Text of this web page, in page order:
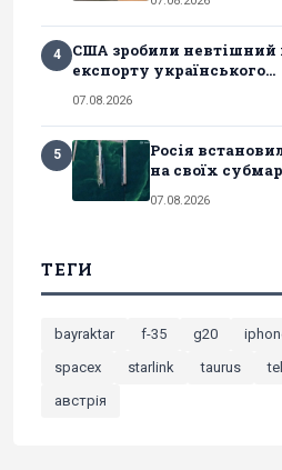
4
США зробили невтішний
експорту українського...
07.08.2026
5
Росія
на своїх
07.08.2026
ТЕГИ
bayraktar f-35 g20
spacex
starlink taurus
австрія